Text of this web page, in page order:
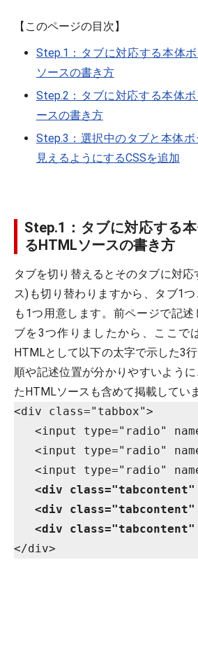
【このページの目次】
Step.1：タブに対応する本体
ソースの書き方
Step.2：タブに対応する本体
ースの書き方
Step.3：選択中のタブと本体
見えるようにするCSSを追加
Step.1：タブに対応する
るHTMLソースの書き方
タブを切り替えるとそのタブに対応
ス)も切り替わりますから、タブ1
も1つ用意します。前ページで記
ブを3つ作りましたから、ここで
HTMLとして以下の太字で示した3
順や記述位置が分かりやすいよう
たHTMLソースも含めて掲載してい
<div class="tabbox">
<input type="radio"
<input type="radio"
<input type="radio"
<div class="tabcontent"
<div class="tabcontent"
<div class="tabcontent"